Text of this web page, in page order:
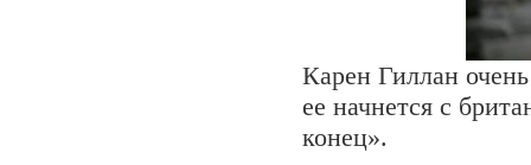
Карен Гиллан
ее начнется с
конец».